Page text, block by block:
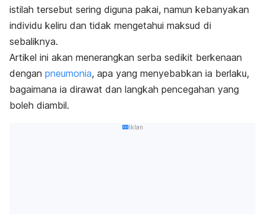
istilah tersebut sering diguna pakai, namun kebanyakan
individu keliru dan tidak mengetahui maksud di
sebaliknya.
Artikel ini akan menerangkan serba sedikit berkenaan
dengan pneumonia, apa yang menyebabkan ia berlaku,
bagaimana ia dirawat dan langkah pencegahan yang
boleh diambil.
Iklan